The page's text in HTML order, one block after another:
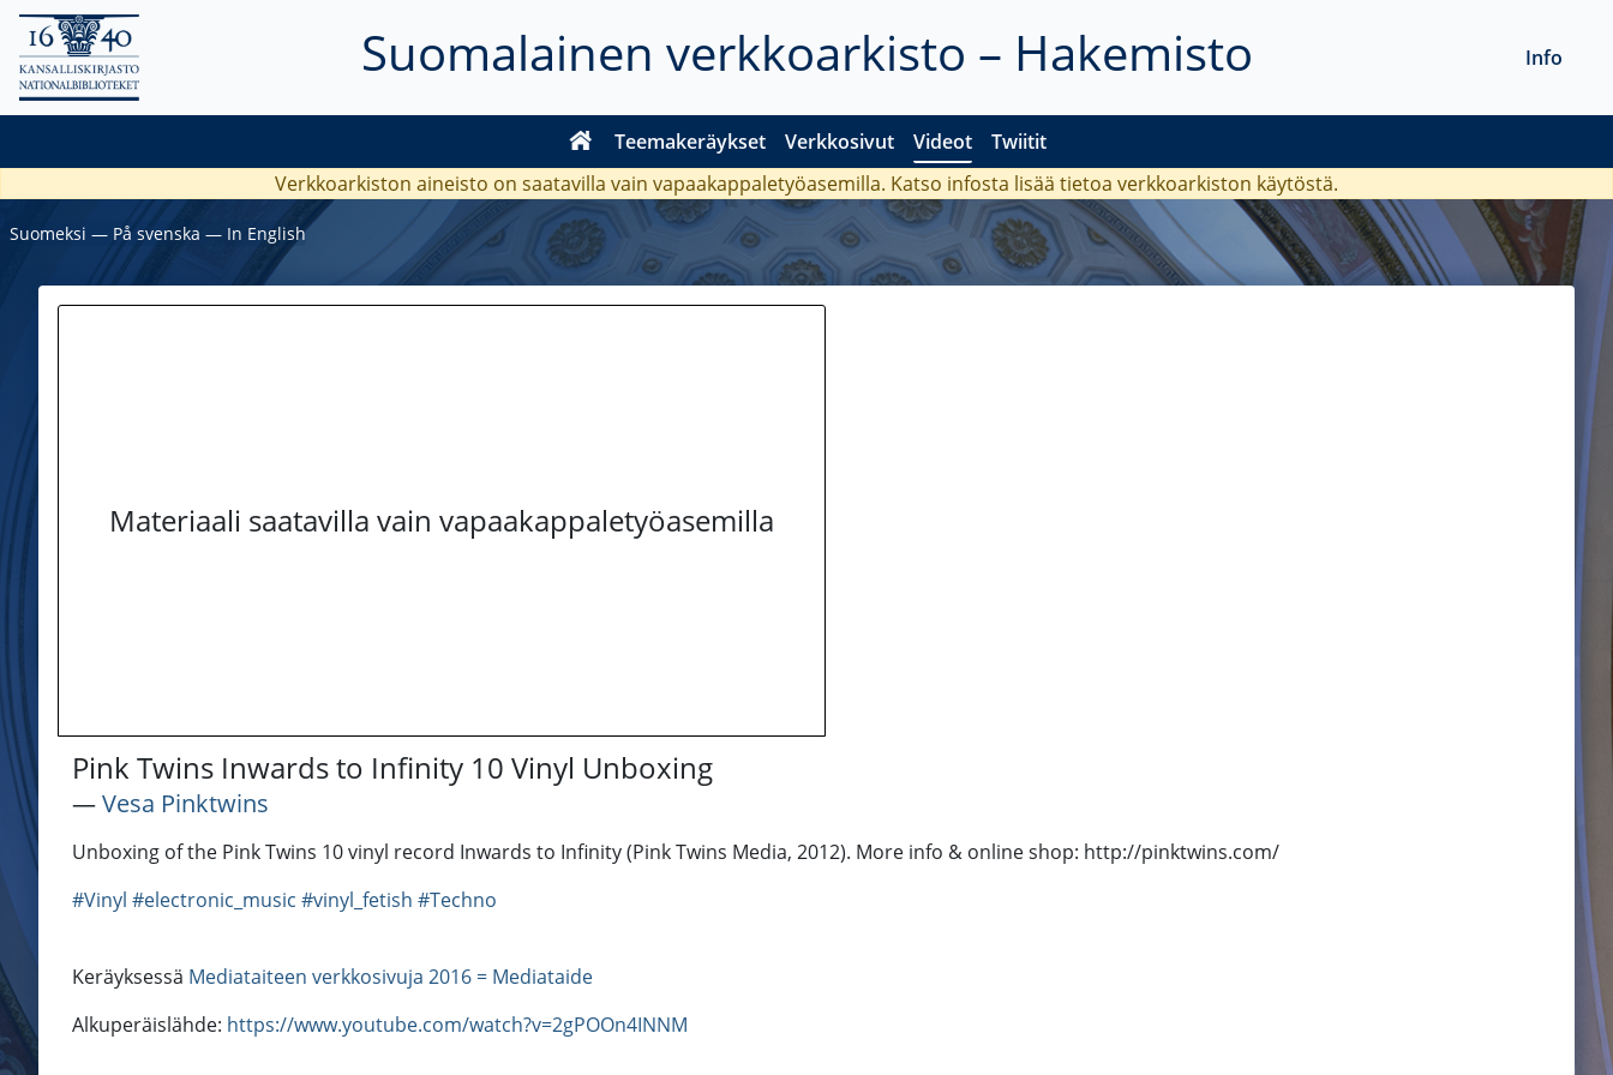
Suomalainen verkkoarkisto – Hakemisto
Teemakeräykset Verkkosivut Videot Twiitit
Info
Verkkoarkiston aineisto on saatavilla vain vapaakappaletyöasemilla. Katso infosta lisää tietoa verkkoarkiston käytöstä.
Suomeksi ― På svenska ― In English
Materiaali saatavilla vain vapaakappaletyöasemilla
Pink Twins Inwards to Infinity 10 Vinyl Unboxing
―Vesa Pinktwins
Unboxing of the Pink Twins 10 vinyl record Inwards to Infinity (Pink Twins Media, 2012). More info & online shop: http://pinktwins.com/
#Vinyl #electronic_music #vinyl_fetish #Techno
Keräyksessä Mediataiteen verkkosivuja 2016 = Mediataide
Alkuperäislähde: https://www.youtube.com/watch?v=2gPOOn4INNM